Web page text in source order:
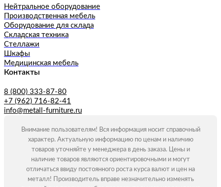
Нейтральное оборудование
Производственная мебель
Оборудование для склада
Складская техника
Стеллажи
Шкафы
Медицинская мебель
Контакты
8 (800) 333-87-80
+7 (962) 716-82-41
info@metall-furniture.ru
Внимание пользователям! Вся информация носит справочный
характер. Актуальную информацию по ценам и наличию
товаров уточняйте у менеджера в день заказа. Цены и
наличие товаров являются ориентировочными и могут
отличаться ввиду постоянного роста курса валют и цен на
металл! Производитель вправе незначительно изменять